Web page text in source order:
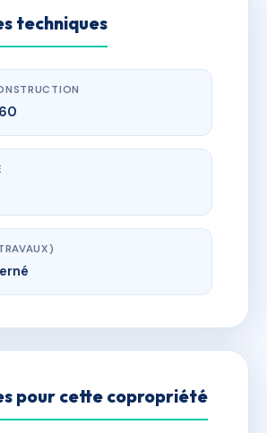
techniques
pour cette copropriété